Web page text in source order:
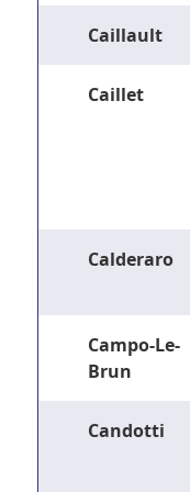
Caillault
Caillet
Calderaro
Campo-Le-
Brun
Candotti